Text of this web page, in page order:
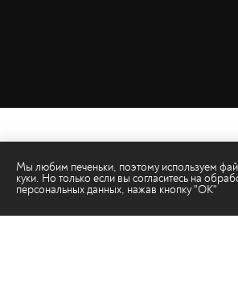
Мы любим печеньки, поэтому используем
куки. Но только если вы согласитесь на
персональных данных, нажав кнопку "ОК"